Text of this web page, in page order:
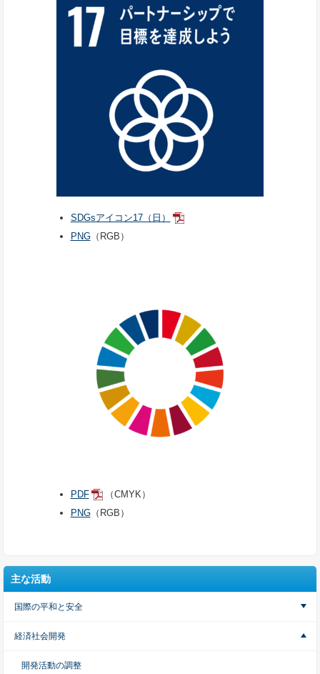
SDGsアイコン17（日）
PNG（RGB）
PDF
（CMYK）
PNG（RGB）
主な活動
国際の平和と安全
経済社会開発
開発活動の調整